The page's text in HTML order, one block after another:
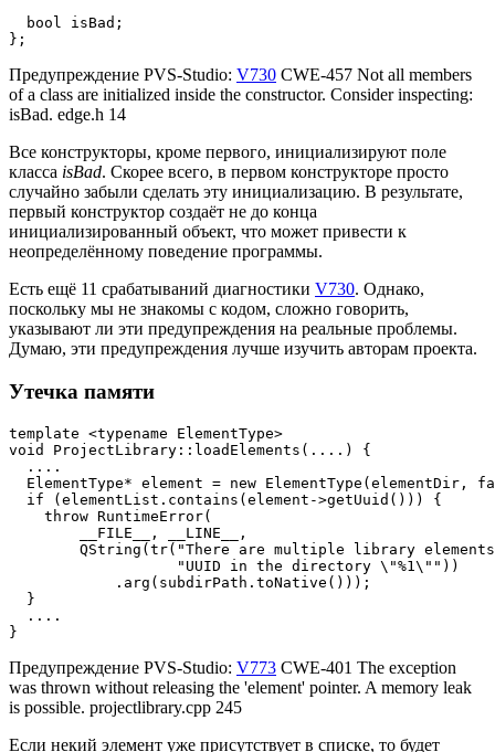
  bool isBad;
};
Предупреждение PVS-Studio: V730 CWE-457 Not all members
of a class are initialized inside the constructor. Consider inspecting:
isBad. edge.h 14
Все конструкторы, кроме первого, инициализируют поле
класса isBad. Скорее всего, в первом конструкторе просто
случайно забыли сделать эту инициализацию. В результате,
первый конструктор создаёт не до конца
инициализированный объект, что может привести к
неопределённому поведение программы.
Есть ещё 11 срабатываний диагностики V730. Однако,
поскольку мы не знакомы с кодом, сложно говорить,
указывают ли эти предупреждения на реальные проблемы.
Думаю, эти предупреждения лучше изучить авторам проекта.
Утечка памяти
template <typename ElementType>
void ProjectLibrary::loadElements(....) {
  ....
ElementType* element = new ElementType(elementDir,
  if (elementList.contains(element->getUuid())) {
    throw RuntimeError(
        __FILE__, __LINE__,
QString(tr("There are multiple library
                   "UUID in the directory \"%1\""))
            .arg(subdirPath.toNative()));
  }
  ....
}
Предупреждение PVS-Studio: V773 CWE-401 The exception
was thrown without releasing the 'element' pointer. A memory leak
is possible. projectlibrary.cpp 245
Если некий элемент уже присутствует в списке, то будет